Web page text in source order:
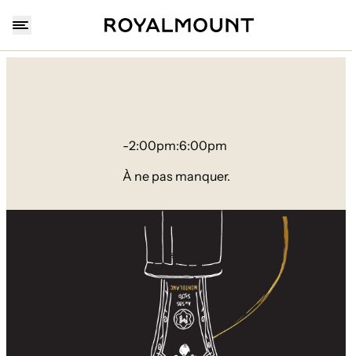
-2:00pm:6:00pm
À ne pas manquer.